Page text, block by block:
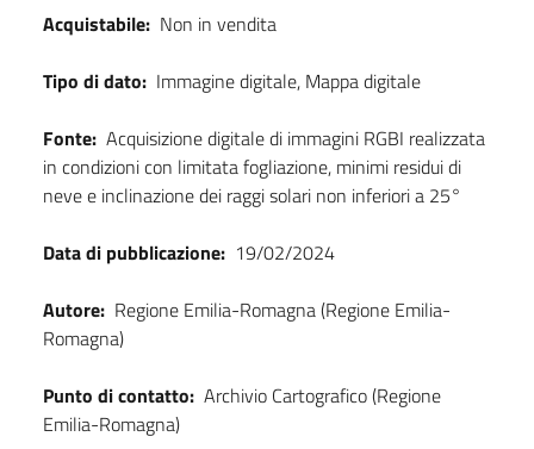
Acquistabile: Non in vendita
Tipo di dato: Immagine digitale, Mappa digitale
Fonte: Acquisizione digitale di immagini RGBI realizzata
in condizioni con limitata fogliazione, minimi residui di
neve e inclinazione dei raggi solari non inferiori a 25°
Data di pubblicazione: 19/02/2024
Autore: Regione Emilia-Romagna (Regione Emilia-
Romagna)
Punto di contatto: Archivio Cartografico (Regione
Emilia-Romagna)